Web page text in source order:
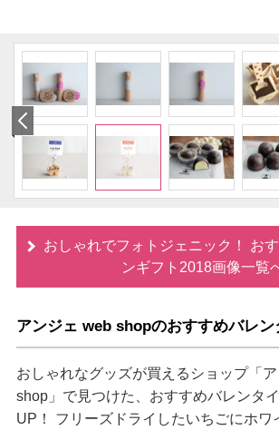
おしゃれでフォトジェニック！ お
ンギフト2018画像一覧
アンジェ web shopのおすすめバレン
おしゃれなグッズが買えるショップ「
shop」で見つけた、おすすめバレンタ
UP！ フリーズドライしたいちごにホワ